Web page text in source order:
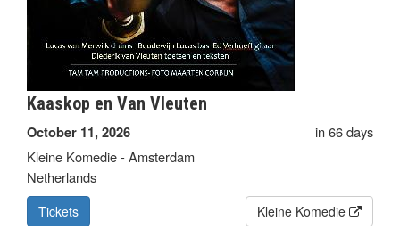
Kaaskop en Van Vleuten
October 11, 2026
in 66 days
Kleine Komedie - Amsterdam
Netherlands
Tickets Kleine Komedie